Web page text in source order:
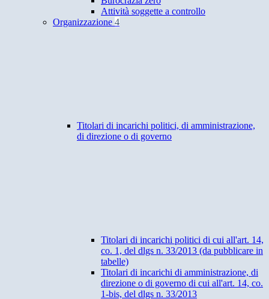
Attività soggette a controllo
Organizzazione 4
Titolari di incarichi politici, di amministrazione,
di direzione o di governo
Titolari di incarichi politici di cui all'art. 14,
co. 1, del dlgs n. 33/2013 (da pubblicare in
tabelle)
Titolari di incarichi di amministrazione, di
direzione o di governo di cui all'art. 14, co.
1-bis, del dlgs n. 33/2013